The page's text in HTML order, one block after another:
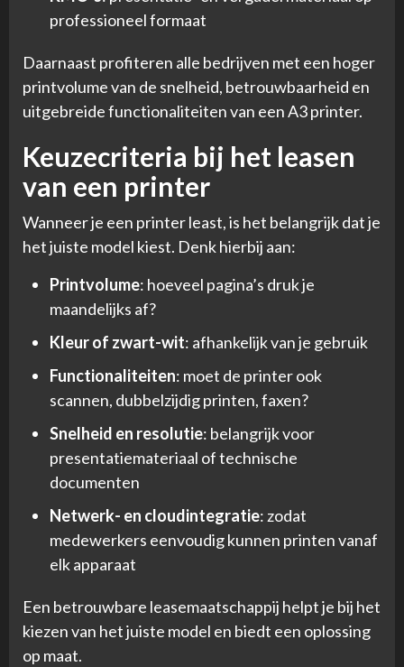
professioneel formaat
Daarnaast profiteren alle bedrijven met een hoger
printvolume van de snelheid, betrouwbaarheid en
uitgebreide functionaliteiten van een A3 printer.
Keuzecriteria bij het leasen
van een printer
Wanneer je een printer least, is het belangrijk dat je
het juiste model kiest. Denk hierbij aan:
Printvolume: hoeveel pagina’s druk je
maandelijks af?
Kleur of zwart-wit: afhankelijk van je gebruik
Functionaliteiten: moet de printer ook
scannen, dubbelzijdig printen, faxen?
Snelheid en resolutie: belangrijk voor
presentatiemateriaal of technische
documenten
Netwerk- en cloudintegratie: zodat
medewerkers eenvoudig kunnen printen vanaf
elk apparaat
Een betrouwbare leasemaatschappij helpt je bij het
kiezen van het juiste model en biedt een oplossing
op maat.